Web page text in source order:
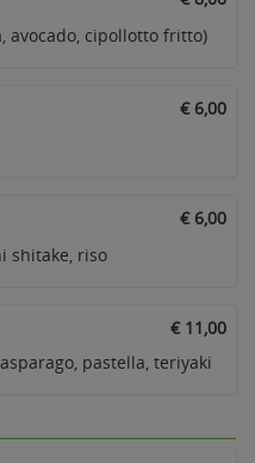
avocado, cipollotto fritto)
€ 6,00
€ 6,00
shitake, riso
€ 11,00
pastella, teriyaki